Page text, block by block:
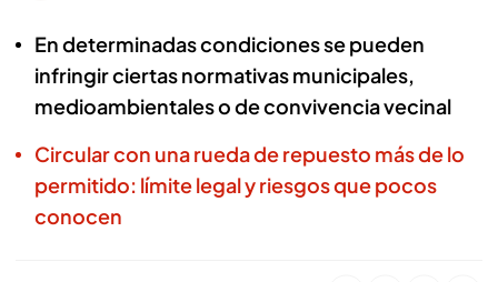
En determinadas condiciones se pueden
infringir ciertas normativas municipales,
medioambientales o de convivencia vecinal
Circular con una rueda de repuesto más de lo
permitido: límite legal y riesgos que pocos
conocen